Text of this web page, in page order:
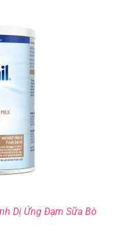
Dị Ứng Đạm Sữa Bò